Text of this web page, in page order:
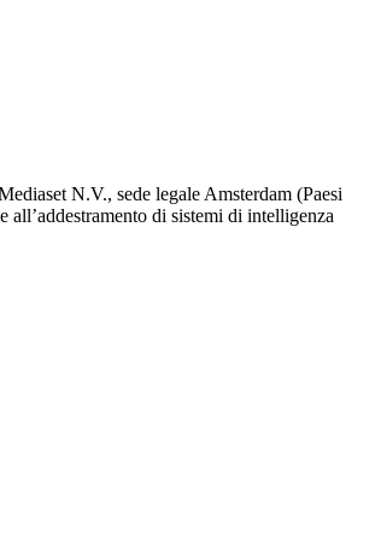
N.V., sede legale Amsterdam (Paesi
di sistemi di intelligenza